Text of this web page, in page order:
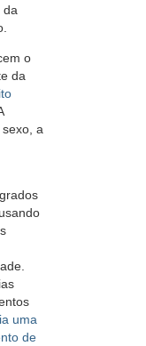
da
o
da
a
uma
de